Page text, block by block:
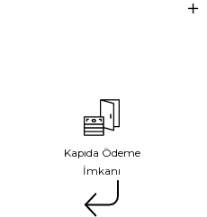
Kapıda Ödeme
İmkanı